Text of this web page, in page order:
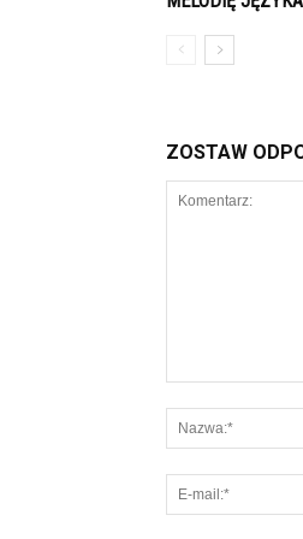
ZOSTAW